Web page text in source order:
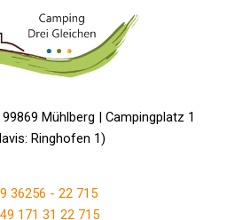
Mühlberg | Campingplatz 1
Ringhofen 1)
36256 - 22 715
171 31 22 715